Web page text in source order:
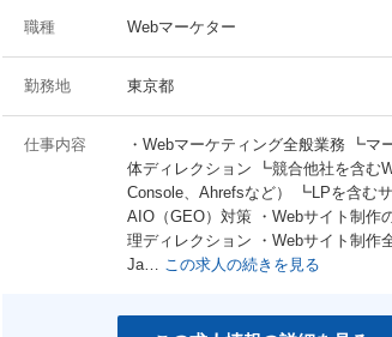
職種 Webマーケター
勤務地 東京都
仕事内容
・Webマーケティング全般業務 ┗
体ディレクション ┗競合他社を含む
Console、Ahrefsなど） ┗LPを含む
AIO（GEO）対策 ・Webサイト制
理ディレクション ・Webサイト制
Ja… この求人の続きを見る